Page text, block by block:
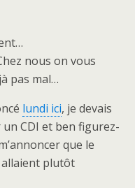
nous on vous
pas mal…
lundi ici, je devais
CDI et ben figurez-
que le
allaient plutôt